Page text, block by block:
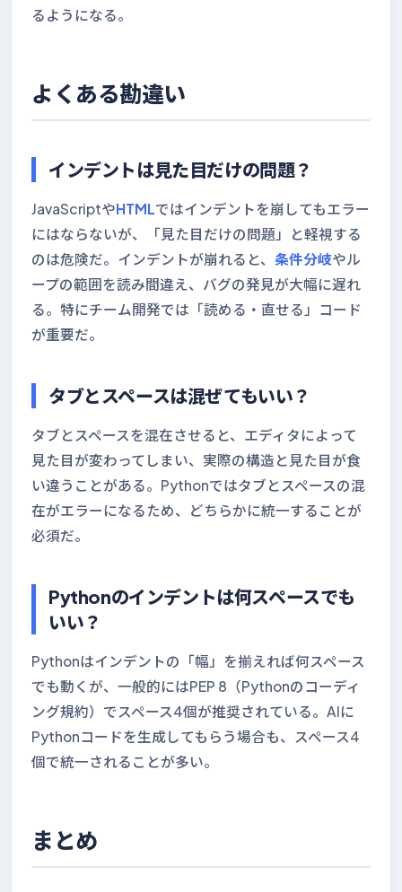
るようになる。
よくある勘違い
インデントは見た目だけの問題？
JavaScriptやHTMLではインデントを崩してもエラー
にはならないが、「見た目だけの問題」と軽視する
のは危険だ。インデントが崩れると、 条件分岐やル
ープの範囲を読み間違え、バグの発見が大幅に遅れ
る。特にチーム開発では「読める・直せる」コード
が重要だ。
タブとスペースは混ぜてもいい？
タブとスペースを混在させると、エディタによって
見た目が変わってしまい、実際の構造と見た目が食
い違うことがある。Pythonではタブとスペースの混
在がエラーになるため、どちらかに統一することが
必須だ。
Pythonのインデントは何スペースでも
いい？
Pythonはインデントの「幅」を揃えれば何スペース
でも動くが、一般的にはPEP 8（Pythonのコーディ
ング規約）でスペース4個が推奨されている。AIに
Pythonコードを生成してもらう場合も、スペース4
個で統一されることが多い。
まとめ